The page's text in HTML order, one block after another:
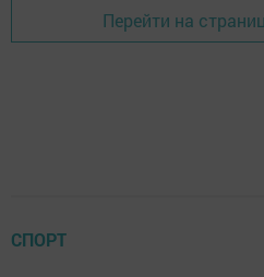
Перейти на
СПОРТ